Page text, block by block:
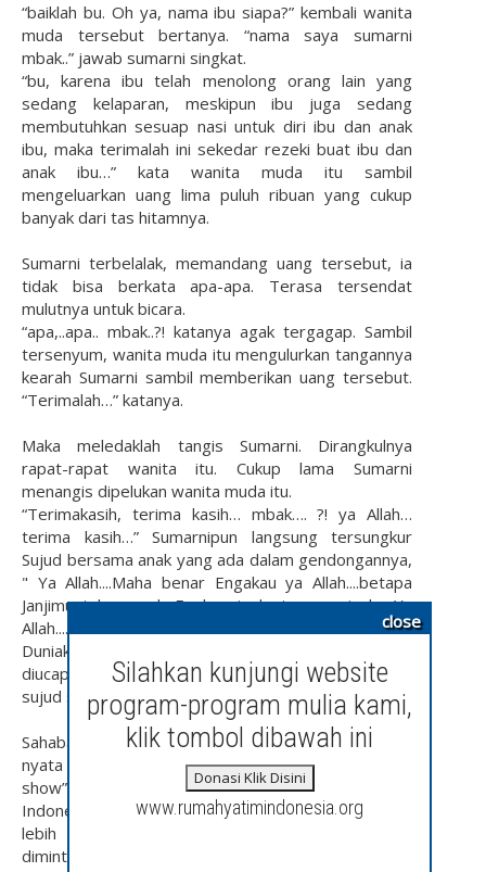
close
Silahkan kunjungi website
program-program mulia kami,
klik tombol dibawah ini
Donasi Klik Disini
www.rumahyatimindonesia.org
“baiklah bu. Oh ya, nama ibu siapa?” kembali wanita
muda tersebut bertanya. “nama saya sumarni
mbak..” jawab sumarni singkat.
“bu, karena ibu telah menolong orang lain yang
sedang kelaparan, meskipun ibu juga sedang
membutuhkan sesuap nasi untuk diri ibu dan anak
ibu, maka terimalah ini sekedar rezeki buat ibu dan
anak ibu…” kata wanita muda itu sambil
mengeluarkan uang lima puluh ribuan yang cukup
banyak dari tas hitamnya.
Sumarni terbelalak, memandang uang tersebut, ia
tidak bisa berkata apa-apa. Terasa tersendat
mulutnya untuk bicara.
“apa,..apa.. mbak..?! katanya agak tergagap. Sambil
tersenyum, wanita muda itu mengulurkan tangannya
kearah Sumarni sambil memberikan uang tersebut.
“Terimalah…” katanya.
Maka meledaklah tangis Sumarni. Dirangkulnya
rapat-rapat wanita itu. Cukup lama Sumarni
menangis dipelukan wanita muda itu.
“Terimakasih, terima kasih… mbak…. ?! ya Allah…
terima kasih…” Sumarnipun langsung tersungkur
Sujud bersama anak yang ada dalam gendongannya,
" Ya Allah....Maha benar Engakau ya Allah....betapa
Janjimu tak pernah Engkau ingkari, ampuni aku Ya
Allah....aku seringkali melupakanMU karena kesibukan
Duniaku............ ", Hanya itu kalimat yang bisa
diucapkan Sumarni sambil terus menangis dalam
sujud syukurnya disamping wanita muda itu.
Sahabat Semua yang di sayang Allah SWT, kisah
nyata diatas diangakat dalam sebuah acara “reality
show”, di salah satu satu stasiun televisi swasta
Indonesia. Ternyata dalam waktu dua hari, telah
lebih dari SERATUS TIGA PULUH orang yang
dimintai tolong oleh Bu Inah untuk menolong dirinya